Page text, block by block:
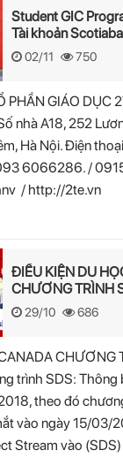
Student GIC
Tài khoản
02/11 750
PHẦN GIÁO DỤC
nhà A18, 252
Hà Nội. Điện
6066286. /
/ http://2te.vn
ĐIỀU KIỆN DU
CHƯƠNG TRÌNH
29/10 686
CHƯƠNG
trình SDS: Thông
theo đó
vào ngày 15/03/
Stream vào